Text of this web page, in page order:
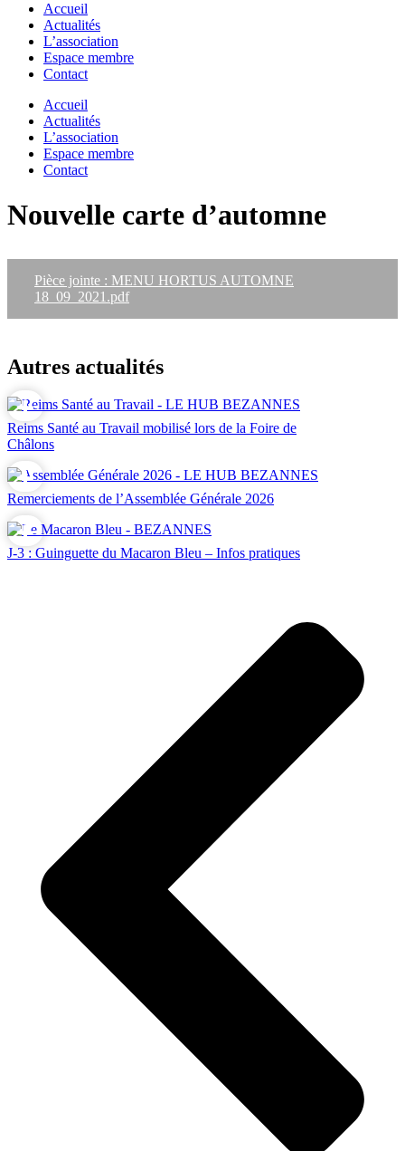
Accueil
Actualités
L’association
Espace membre
Contact
Accueil
Actualités
L’association
Espace membre
Contact
Nouvelle carte d’automne
Pièce jointe : MENU HORTUS AUTOMNE
18_09_2021.pdf
Autres actualités
Reims Santé au Travail mobilisé lors de la Foire de
Châlons
Remerciements de l’Assemblée Générale 2026
J-3 : Guinguette du Macaron Bleu – Infos pratiques